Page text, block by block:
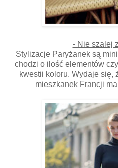
- Nie szalej
Stylizacje Paryżanek są
chodzi o ilość elementów
kwestii koloru. Wydaje się,
mieszkanek Francji